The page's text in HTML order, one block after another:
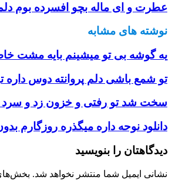
عطرت و ای ماله بچو افسرده بوم
نوشته های مشابه
یه گوشه بی تو میشینم بایه مشت
تو شمع باشی دلم پروانته دوس داره
سخت شد تو رفتی و خزون زد و سرد
دانلود نوحه داره میگذره روزگارم
دیدگاهتان را بنویسید
نشانی ایمیل شما منتشر نخواهد شد.